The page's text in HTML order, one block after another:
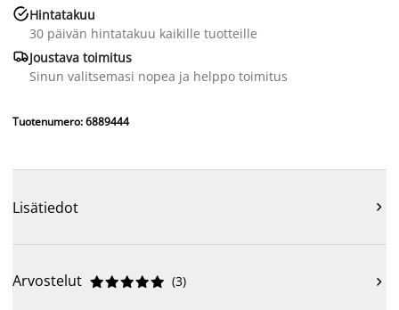
Hintatakuu
30 päivän hintatakuu kaikille tuotteille
Joustava toimitus
Sinun valitsemasi nopea ja helppo toimitus
Tuotenumero: 6889444
Lisätiedot 
Arvostelut 




 (3) 